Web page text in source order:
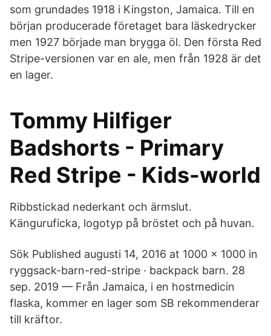
som grundades 1918 i Kingston, Jamaica. Till en
början producerade företaget bara läskedrycker
men 1927 började man brygga öl. Den första Red
Stripe-versionen var en ale, men från 1928 är det
en lager.
Tommy Hilfiger
Badshorts - Primary
Red Stripe - Kids-world
Ribbstickad nederkant och ärmslut.
Känguruficka, logotyp på bröstet och på huvan.
Sök Published augusti 14, 2016 at 1000 × 1000 in
ryggsack-barn-red-stripe · backpack barn. 28
sep. 2019 — Från Jamaica, i en hostmedicin
flaska, kommer en lager som SB rekommenderar
till kräftor.